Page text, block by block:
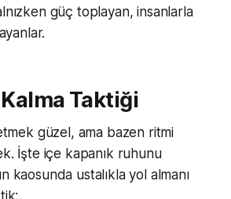
güç toplayan, insanlarla
Taktiği
güzel, ama bazen ritmi
İşte içe kapanık ruhunu
kaosunda ustalıkla yol almanı